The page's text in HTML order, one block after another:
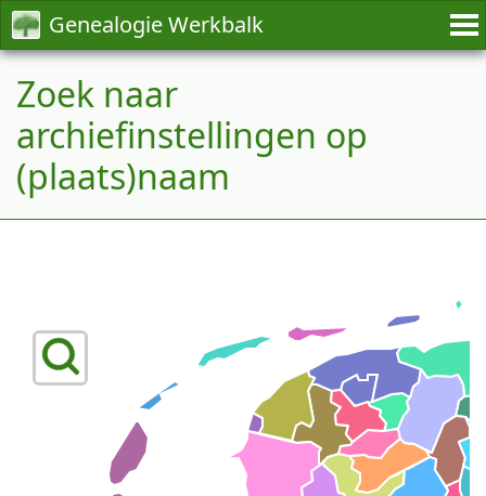
Genealogie Werkbalk
Zoek naar
archiefinstellingen op
(plaats)naam